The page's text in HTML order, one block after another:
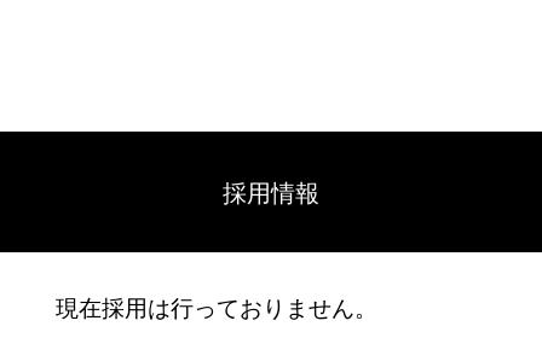
採用情報
現在採用は行っておりません。